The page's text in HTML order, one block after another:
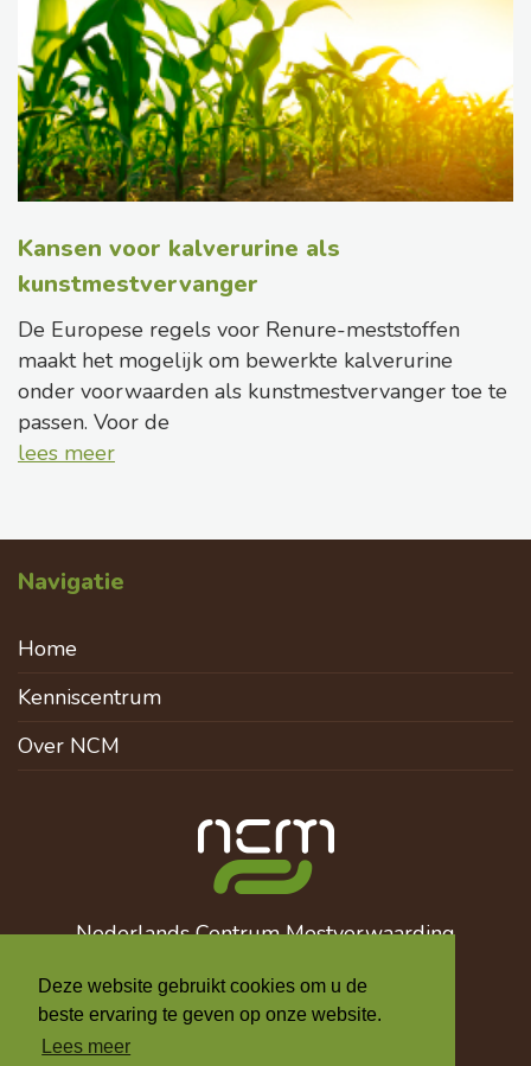
Deze website gebruikt cookies om u de
beste ervaring te geven op onze website.
Lees meer
Kansen voor kalverurine als
kunstmestvervanger
De Europese regels voor Renure-meststoffen
maakt het mogelijk om bewerkte kalverurine
onder voorwaarden als kunstmestvervanger toe te
passen. Voor de
lees meer
Navigatie
Home
Kenniscentrum
Over NCM
Nederlands Centrum Mestverwaarding
info@mestverwaarding.nl
+31 6 510 137 12